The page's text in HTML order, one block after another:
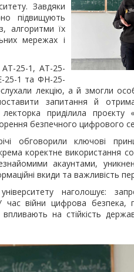
Завдяки
підвищують
алгоритми їх
мережах і
АТ-25-1, АТ-25-
25-1 та ФН-25-
лекцію, а й змогли
запитання й
приділила проєкту
безпечного цифрового
обговорили ключові
коректне використання
акаунтами,
вкиди та важливість
університету наголошує:
час війни цифрова безпека,
на стійкість